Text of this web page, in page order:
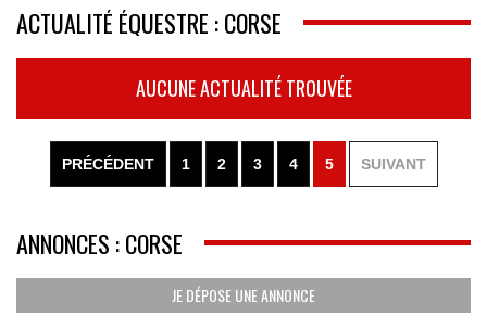
ACTUALITÉ ÉQUESTRE : CORSE
AUCUNE ACTUALITÉ TROUVÉE
PRÉCÉDENT 1 2 3 4 5 SUIVANT
ANNONCES : CORSE
JE DÉPOSE UNE ANNONCE